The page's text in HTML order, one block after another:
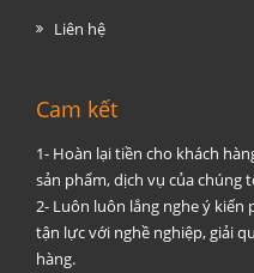
Liên hệ
Cam kết
1- Hoàn lại tiền cho khách
sản phẩm, dịch vụ của chúng
2- Luôn luôn lắng nghe ý kiến
tận lực với nghề nghiệp, giải
hàng.